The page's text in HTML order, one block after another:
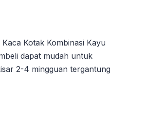
Kotak Kombinasi Kayu
dapat mudah untuk
2-4 mingguan tergantung